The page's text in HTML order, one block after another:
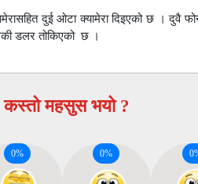
दुई ओटा क्यामेरा दिइएको छ । दुवै
डलर तोकिएको छ ।
कस्तो महसुस भयो ?
0% 0% 0